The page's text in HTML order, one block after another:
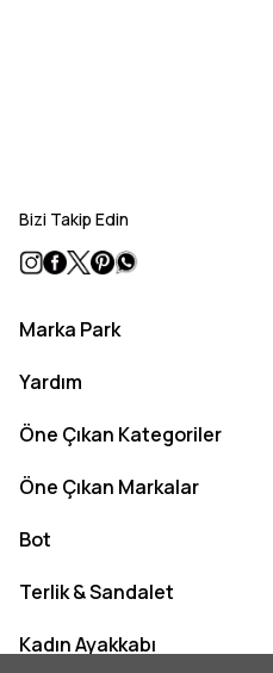
Bizi Takip Edin
Marka Park
Yardım
Öne Çıkan Kategoriler
Öne Çıkan Markalar
Bot
Terlik & Sandalet
Kadın Ayakkabı